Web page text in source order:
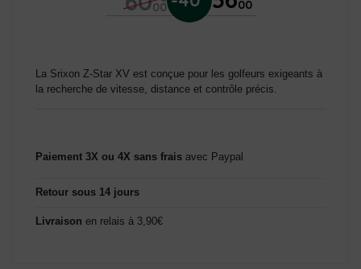
(2 avis)
00 00
La Srixon Z-Star XV est conçue pour les golfeurs exigeants à
la recherche de vitesse, distance et contrôle précis.
Paiement 3X ou 4X sans frais avec Paypal
Retour sous 14 jours
Livraison en relais à 3,90€